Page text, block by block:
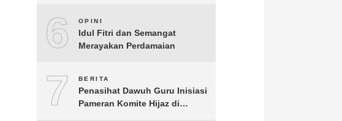
Perekonomian Rakyatnya
6 OPINI
Idul Fitri dan Semangat
Merayakan Perdamaian
7 BERITA
Penasihat Dawuh Guru Inisiasi
Pameran Komite Hijaz di